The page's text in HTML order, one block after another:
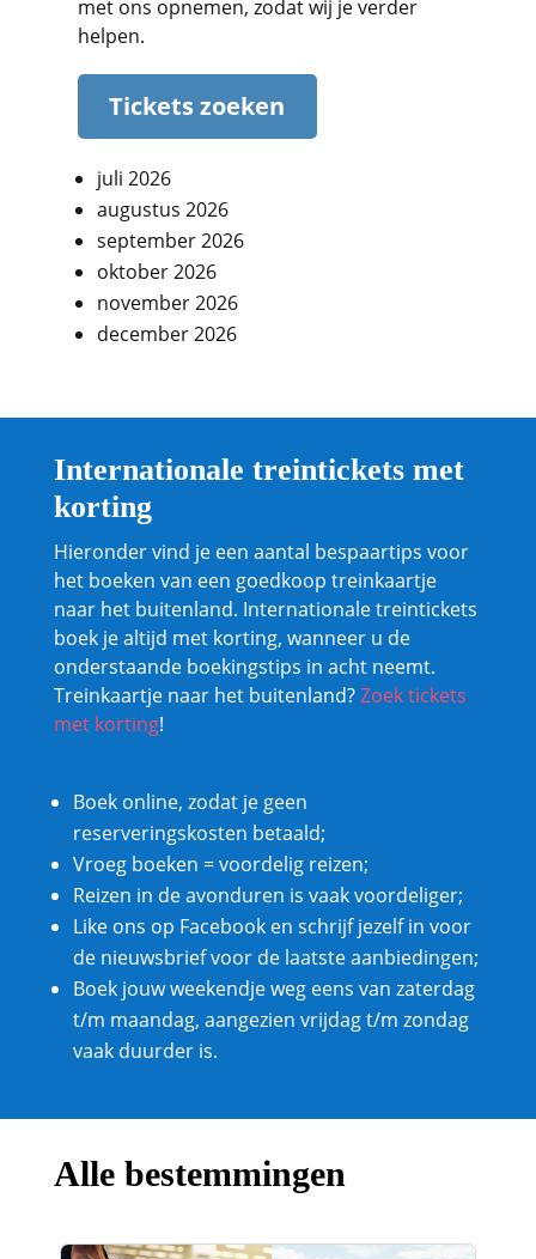
met ons opnemen, zodat wij je verder
helpen.
Tickets zoeken
juli 2026
augustus 2026
september 2026
oktober 2026
november 2026
december 2026
Internationale treintickets met
korting
Hieronder vind je een aantal bespaartips voor
het boeken van een goedkoop treinkaartje
naar het buitenland. Internationale treintickets
boek je altijd met korting, wanneer u de
onderstaande boekingstips in acht neemt.
Treinkaartje naar het buitenland?Zoek tickets
met korting!
Boek online, zodat je geen
reserveringskosten betaald;
Vroeg boeken = voordelig reizen;
Reizen in de avonduren is vaak voordeliger;
Like ons op Facebook en schrijf jezelf in voor
de nieuwsbrief voor de laatste aanbiedingen;
Boek jouw weekendje weg eens van zaterdag
t/m maandag, aangezien vrijdag t/m zondag
vaak duurder is.
Alle bestemmingen